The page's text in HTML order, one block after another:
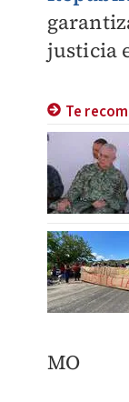
justicia
Te
MO